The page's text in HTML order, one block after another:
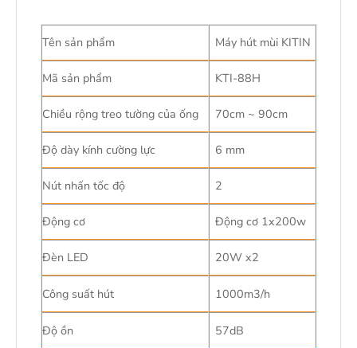
Tên sản phẩm Máy hút mùi KITIN
Mã sản phẩm KTI-88H
Chiều rộng treo tường của ống 70cm ~ 90cm
Độ dày kính cường lực 6 mm
Nút nhấn tốc độ 2
Động cơ Động cơ 1x200w
Đèn LED 20W x2
Công suất hút 1000m3/h
Độ ồn 57dB